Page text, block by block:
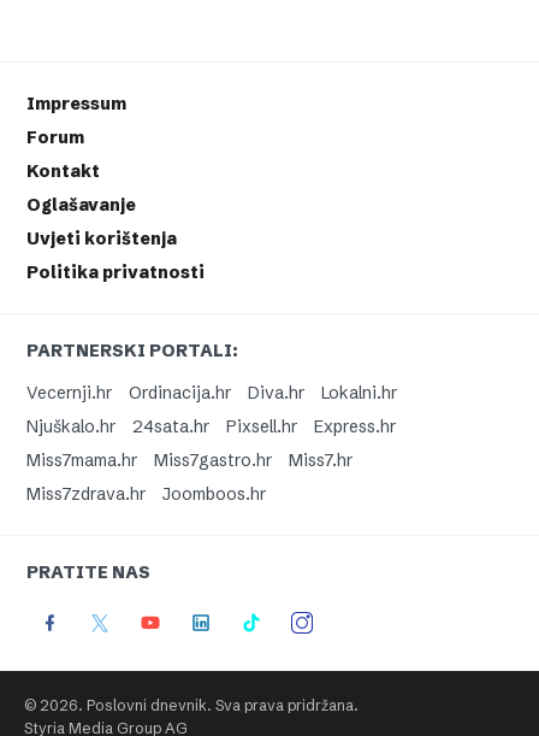
Impressum
Forum
Kontakt
Oglašavanje
Uvjeti korištenja
Politika privatnosti
PARTNERSKI PORTALI:
Vecernji.hr
Ordinacija.hr Diva.hr
Lokalni.hr
Njuškalo.hr
24sata.hr Pixsell.hr
Express.hr
Miss7mama.hr
Miss7gastro.hr
Miss7.hr
Miss7zdrava.hr
Joomboos.hr
PRATITE NAS
© 2026. Poslovni dnevnik. Sva prava pridržana.
Styria Media Group AG